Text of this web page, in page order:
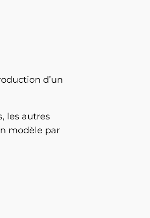
d’un
les autres
modèle par